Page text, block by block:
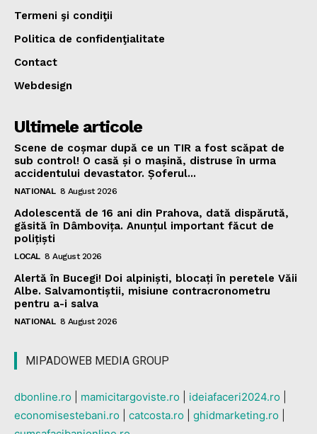
Termeni şi condiţii
Politica de confidenţialitate
Contact
Webdesign
Ultimele articole
Scene de coșmar după ce un TIR a fost scăpat de
sub control! O casă și o mașină, distruse în urma
accidentului devastator. Șoferul...
NATIONAL 8 August 2026
Adolescentă de 16 ani din Prahova, dată dispărută,
găsită în Dâmbovița. Anunțul important făcut de
polițiști
LOCAL 8 August 2026
Alertă în Bucegi! Doi alpiniști, blocați în peretele Văii
Albe. Salvamontiștii, misiune contracronometru
pentru a-i salva
NATIONAL 8 August 2026
MIPADOWEB MEDIA GROUP
dbonline.ro mamicitargoviste.ro ideiafaceri2024.ro
economisestebani.ro
catcosta.ro ghidmarketing.ro